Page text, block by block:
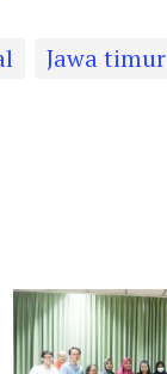
Jawa timur